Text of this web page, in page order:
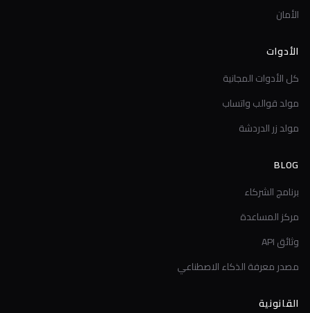
الأمان
الأدوات
كل الأدوات المجانية
مولد قوالب واتساب
مولد زر الدردشة
BLOG
برنامج الشركاء
مركز المساعدة
وثائق API
مصدر معرفة الذكاء الاصطناعي
القانونية